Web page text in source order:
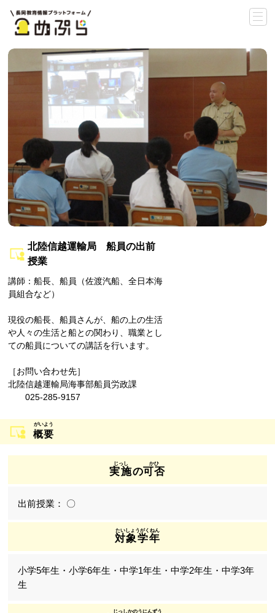
北陸信越運輸局 船員の出前
授業
講師：船長、船員（佐渡汽船、全日本海
員組合など）
現役の船長、船員さんが、船の上の生活
や人々の生活と船との関わり、職業とし
ての船員についての講話を行います。
［お問い合わせ先］
北陸信越運輸局海事部船員労政課
025-285-9157
概要
実施の可否
〇
対象学年
小学5年生・小学6年生・中学1年生・中学2年生・中学3年
生